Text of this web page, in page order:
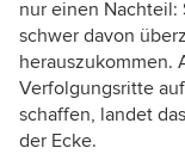
nur einen Nachteil:
schwer davon
herauszukommen.
Verfolgungsritte
schaffen, landet
der Ecke.